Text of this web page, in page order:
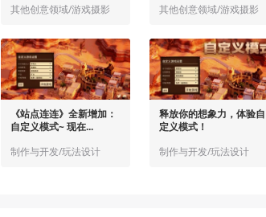
其他创意领域/游戏摄影
其他创意领域/游戏摄影
《站点连连》全新增加：
自定义模式~ 现在...
制作与开发/玩法设计
释放你的想象力，体验自
定义模式！
制作与开发/玩法设计